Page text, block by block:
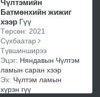
Чүлтэмийн
Батмөнхийн жижиг
хээр Гүү
Төрсөн: 2021
Сүхбаатар
Түвшинширээ
Эцэг: Няндавын Чүлтэм
ламын саран хээр
Эх: Чүлтэм ламын
хүрэн гүү